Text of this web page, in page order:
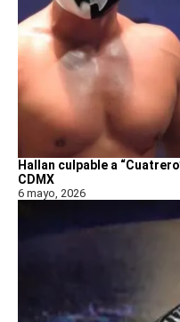
Hallan culpable a
CDMX
6 mayo, 2026